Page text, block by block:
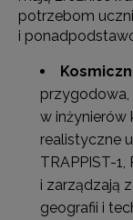
potrzebom
i
przygodowa,
w inżynierów
realistyczne
TRAPPIST-
i zarządzają
geografii i